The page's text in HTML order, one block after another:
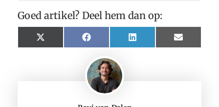
Goed artikel? Deel hem dan op:
X
(Twitter)
Facebook LinkedIn Email